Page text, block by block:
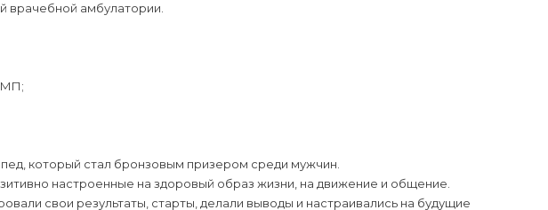
врачебной амбулатории.
который стал бронзовым призером среди мужчин.
настроенные на здоровый образ жизни, на движение и общение.
свои результаты, старты, делали выводы и настраивались на будущие